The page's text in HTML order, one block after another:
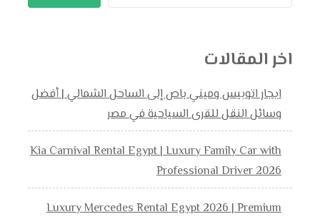
اخر المقالات
ايجار اتوبيس وميني باص إلى الساحل الشمالي | أفضل
وسائل النقل للقرى السياحية في مصر
Kia Carnival Rental Egypt | Luxury Family Car with
Professional Driver 2026
Luxury Mercedes Rental Egypt 2026 | Premium